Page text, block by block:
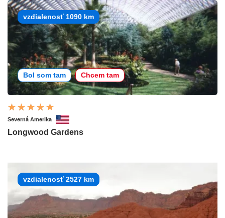
vzdialenosť 1090 km
Bol som tam Chcem tam
Severná Amerika
Longwood Gardens
vzdialenosť 2527 km